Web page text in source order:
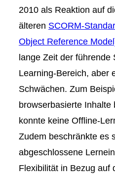
2010 als Reaktion auf
älteren SCORM-
Object Reference
lange Zeit der führende
Learning-Bereich, aber
Schwächen. Zum
browserbasierte Inhalte
konnte keine Offline-
Zudem beschränkte es
abgeschlossene
Flexibilität in Bezug auf